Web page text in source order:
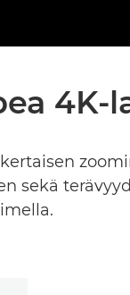
4K-
sekä